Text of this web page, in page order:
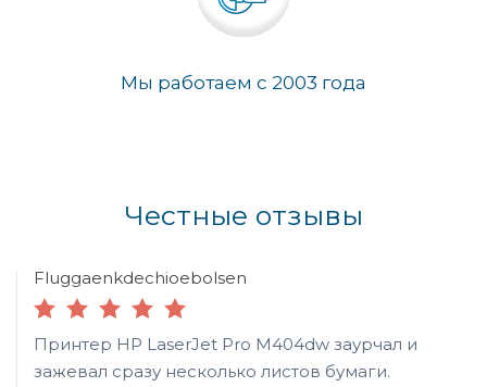
Мы работаем с 2003 года
Честные отзывы
Fluggaenkdechioebolsen
Принтер HP LaserJet Pro M404dw заурчал и
зажевал сразу несколько листов бумаги.